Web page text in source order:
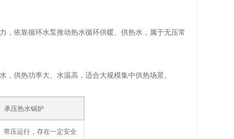
，依靠循环水泵推动热水循环供暖、供热水，属于无压常
，供热功率大、水温高，适合大规模集中供热场景。
承压热水锅炉
带压运行，存在一定安全